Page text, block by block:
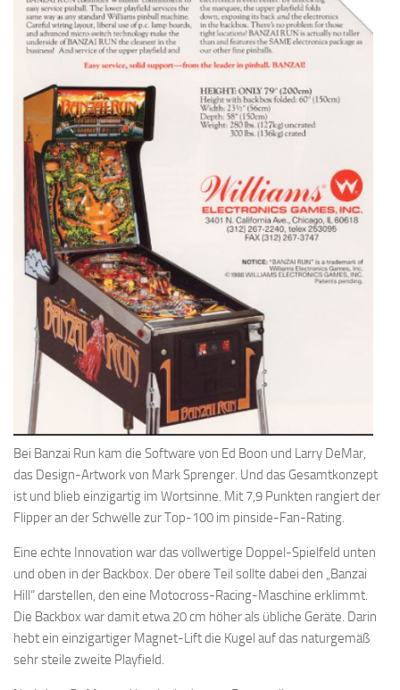
Bei Banzai Run kam die Software von Ed Boon und Larry DeMar,
das Design-Artwork von Mark Sprenger. Und das Gesamtkonzept
ist und blieb einzigartig im Wortsinne. Mit 7,9 Punkten rangiert der
Flipper an der Schwelle zur Top-100 im pinside-Fan-Rating.
Eine echte Innovation war das vollwertige Doppel-Spielfeld unten
und oben in der Backbox. Der obere Teil sollte dabei den „Banzai
Hill“ darstellen, den eine Motocross-Racing-Maschine erklimmt.
Die Backbox war damit etwa 20 cm höher als übliche Geräte. Darin
hebt ein einzigartiger Magnet-Lift die Kugel auf das naturgemäß
sehr steile zweite Playfield.